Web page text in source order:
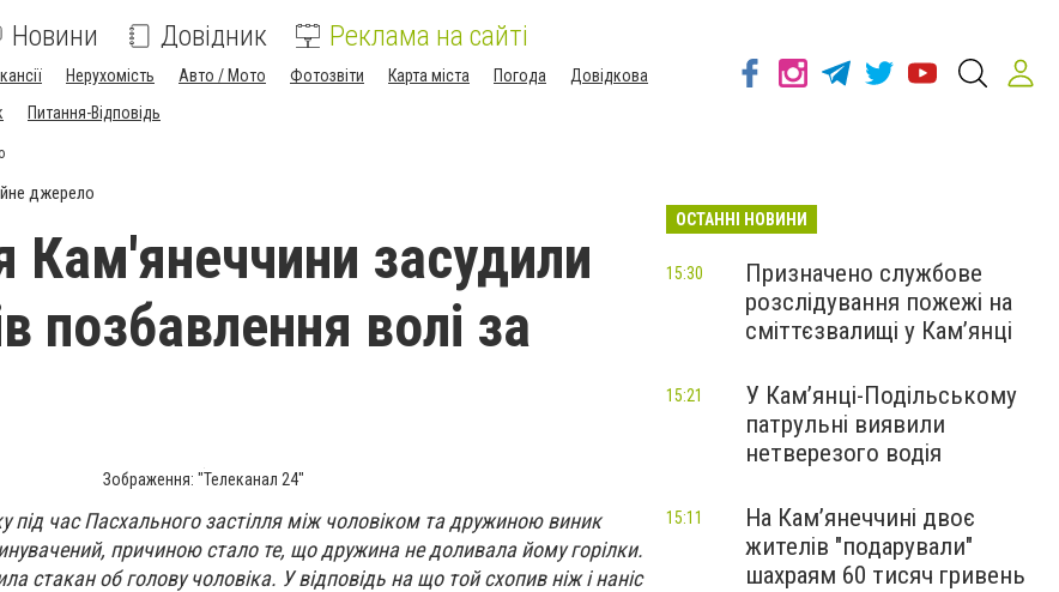
Новини Довідник Реклама на сайті
Нерухомість Авто / Мото Фотозвіти Карта міста Погода
Довідкова
Питання-Відповідь
джерело
засудили
позбавлення волі за
Зображення: "Телеканал 24"
під час Пасхального застілля між чоловіком та дружиною виник
причиною стало те, що дружина не доливала йому горілки.
стакан об голову чоловіка. У відповідь на що той схопив ніж і наніс
ОСТАННІ НОВИНИ
Призначено службове
розслідування пожежі на
сміттєзвалищі у Кам’янці
15:30
У Кам’янці-Подільському
патрульні виявили
нетверезого водія
15:21
На Камʼянеччині двоє
жителів "подарували"
шахраям 60 тисяч гривень
15:11